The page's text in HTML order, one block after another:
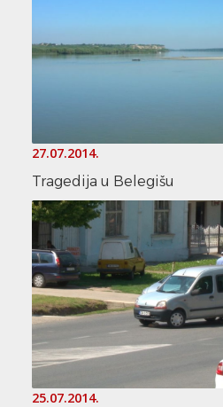
27.07.2014.
Tragedija u Belegišu
25.07.2014.